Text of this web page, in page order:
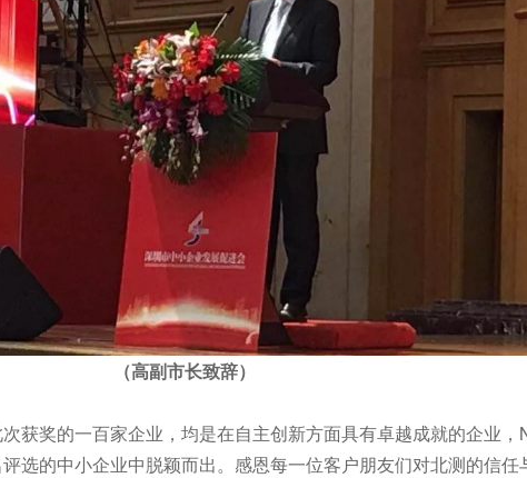
（高副市长致辞）
获奖的一百家企业，均是在自主创新方面具有卓越成就的企业，
选的中小企业中脱颖而出。感恩每一位客户朋友们对北测的信任